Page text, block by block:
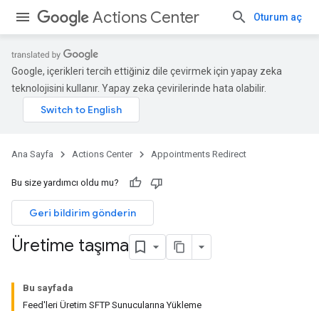
Actions Center Oturum aç
Google, içerikleri tercih ettiğiniz dile çevirmek için yapay zeka
teknolojisini kullanır. Yapay zeka çevirilerinde hata olabilir.
Ana Sayfa Actions Center Appointments Redirect
Bu size yardımcı oldu mu?
Geri bildirim gönderin
Üretime taşıma
Bu sayfada
Feed'leri Üretim SFTP Sunucularına Yükleme